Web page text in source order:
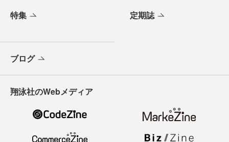
特集 定期誌
ブログ
翔泳社のWebメディア